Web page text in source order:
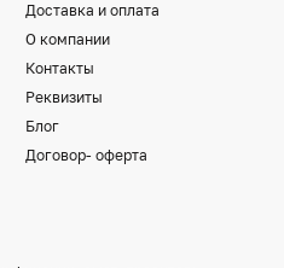
Доставка и оплата
О компании
Контакты
Реквизиты
Блог
Договор- оферта